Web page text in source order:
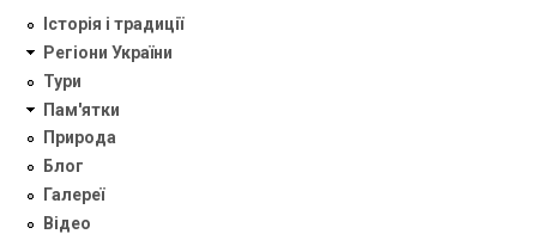
Історія і традиції
Регіони України
Тури
Пам'ятки
Природа
Блог
Галереї
Відео